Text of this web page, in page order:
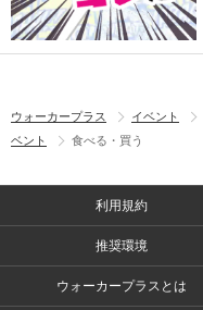
ウォーカープラス イベント
ベント
食べる・買う
利用規約
推奨環境
ウォーカープラスとは